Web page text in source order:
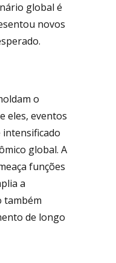
global é
novos
o
eles, eventos
intensificado
global. A
funções
a
também
de longo